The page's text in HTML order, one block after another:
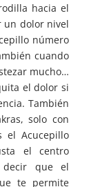
hacia el
un dolor nivel
número
cuando
mucho…
el dolor si
También
solo con
el Acucepillo
el centro
decir que el
te permite